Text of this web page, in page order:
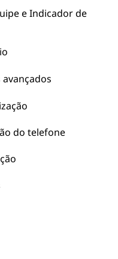
e Indicador de
avançados
do telefone